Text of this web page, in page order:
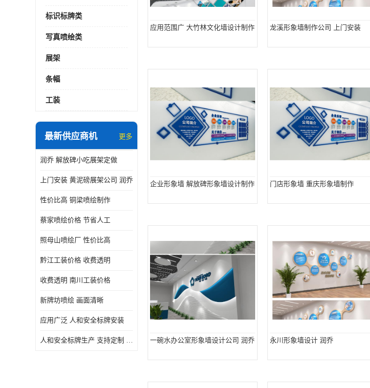
标识标牌类
写真喷绘类
展架
条幅
工装
最新供应商机 更多
润乔 解放碑小吃展架定做
上门安装 黄泥磅展架公司 润乔
性价比高 铜梁喷绘制作
蔡家喷绘价格 节省人工
照母山喷绘厂 性价比高
黔江工装价格 收费透明
收费透明 南川工装价格
新牌坊喷绘 画面清晰
应用广泛 人和安全标牌安装
人和安全标牌生产 支持定制 润乔
应用范围广 大竹林文化墙设计制作 龙溪形象墙制作公司 上门安装
企业形象墙 解放碑形象墙设计制作 门店形象墙 重庆形象墙制作
一碗水办公室形象墙设计公司 润乔 永川形象墙设计 润乔